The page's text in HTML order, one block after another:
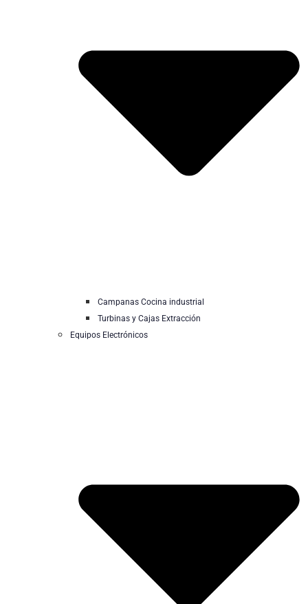
Campanas Cocina industrial
Turbinas y Cajas Extracción
Equipos Electrónicos